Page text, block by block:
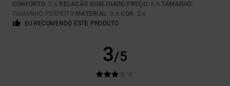
CONFORTO: 5 /5 RELAÇÃO QUALIDADE/PREÇO: 5 /5 TAMANHO:
TAMANHO PERFEITO MATERIAL: 3 /5 COR: 5/5
EU RECOMENDO ESTE PRODUTO
3/5